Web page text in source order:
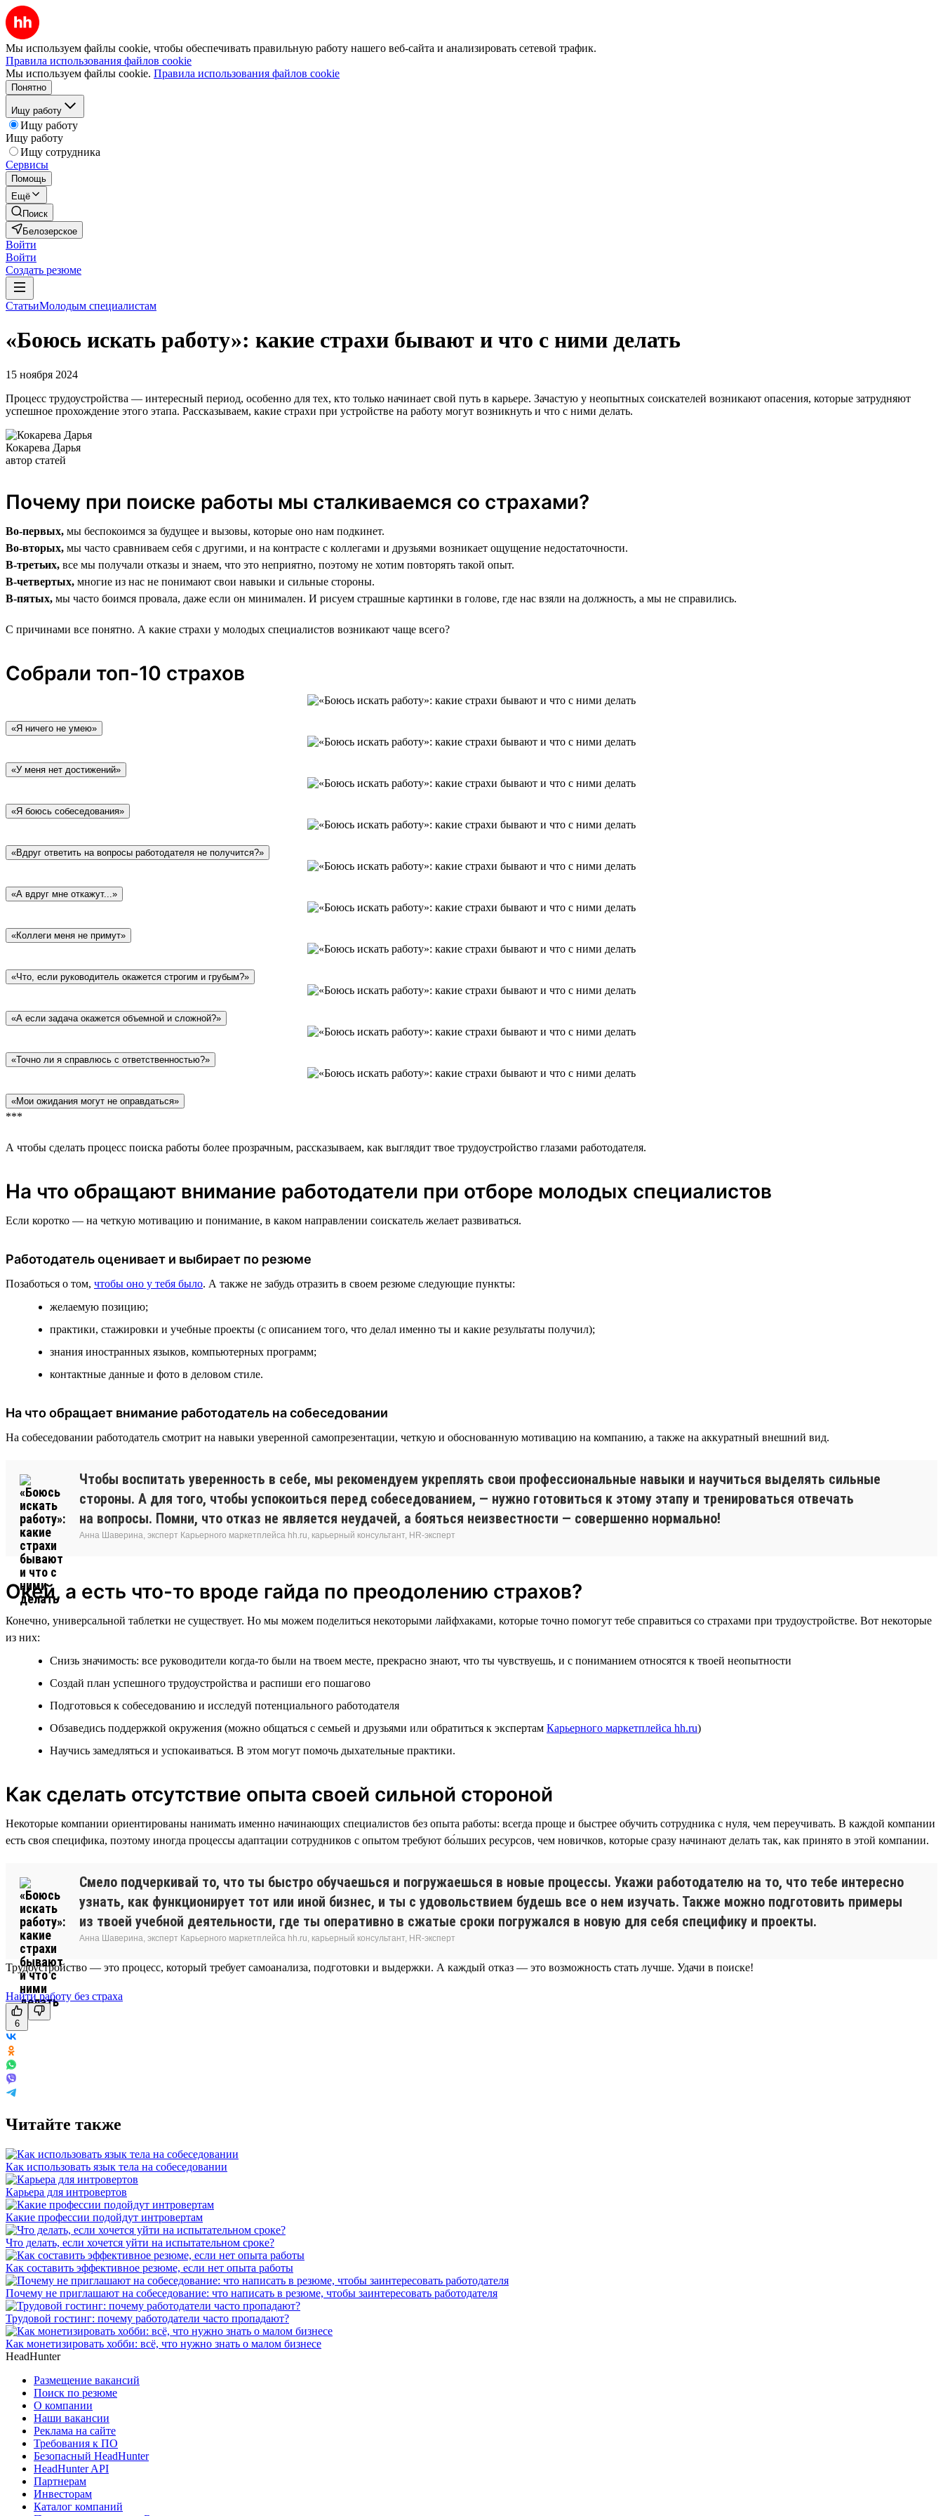
Мы используем файлы cookie, чтобы обеспечивать правильную работу нашего веб-сайта и анализировать сетевой трафик.
Правила использования файлов cookie
Мы используем файлы cookie. Правила использования файлов cookie
Понятно
Ищу работу
Ищу работу
Ищу работу
Ищу сотрудника
Сервисы
Помощь
Ещё
Поиск
Белозерское
Войти
Войти
Создать резюме
СтатьиМолодым специалистам
«Боюсь искать работу»: какие страхи бывают и что с ними делать
15 ноября 2024
Процесс трудоустройства — интересный период, особенно для тех, кто только начинает свой путь в карьере. Зачастую у неопытных соискателей возникают опасения, которые затрудняют
успешное прохождение этого этапа. Рассказываем, какие страхи при устройстве на работу могут возникнуть и что с ними делать.
Кокарева Дарья
автор статей
Почему при поиске работы мы сталкиваемся со страхами?
Во-первых, мы беспокоимся за будущее и вызовы, которые оно нам подкинет.
Во-вторых, мы часто сравниваем себя с другими, и на контрасте с коллегами и друзьями возникает ощущение недостаточности.
В-третьих, все мы получали отказы и знаем, что это неприятно, поэтому не хотим повторять такой опыт.
В-четвертых, многие из нас не понимают свои навыки и сильные стороны.
В-пятых, мы часто боимся провала, даже если он минимален. И рисуем страшные картинки в голове, где нас взяли на должность, а мы не справились.
С причинами все понятно. А какие страхи у молодых специалистов возникают чаще всего?
Собрали топ-10 страхов
«Я ничего не умею»
«У меня нет достижений»
«Я боюсь собеседования»
«Вдруг ответить на вопросы работодателя не получится?»
«А вдруг мне откажут...»
«Коллеги меня не примут»
«Что, если руководитель окажется строгим и грубым?»
«А если задача окажется объемной и сложной?»
«Точно ли я справлюсь с ответственностью?»
«Мои ожидания могут не оправдаться»
***
А чтобы сделать процесс поиска работы более прозрачным, рассказываем, как выглядит твое трудоустройство глазами работодателя.
На что обращают внимание работодатели при отборе молодых специалистов
Если коротко — на четкую мотивацию и понимание, в каком направлении соискатель желает развиваться.
Работодатель оценивает и выбирает по резюме
Позаботься о том, чтобы оно у тебя было. А также не забудь отразить в своем резюме следующие пункты:
желаемую позицию;
практики, стажировки и учебные проекты (с описанием того, что делал именно ты и какие результаты получил);
знания иностранных языков, компьютерных программ;
контактные данные и фото в деловом стиле.
На что обращает внимание работодатель на собеседовании
На собеседовании работодатель смотрит на навыки уверенной самопрезентации, четкую и обоснованную мотивацию на компанию, а также на аккуратный внешний вид.
Чтобы воспитать уверенность в себе, мы рекомендуем укреплять свои профессиональные навыки и научиться выделять сильные
стороны. А для того, чтобы успокоиться перед собеседованием, — нужно готовиться к этому этапу и тренироваться отвечать
на вопросы. Помни, что отказ не является неудачей, а бояться неизвестности — совершенно нормально!
Анна Шаверина, эксперт Карьерного маркетплейса hh.ru, карьерный консультант, HR-эксперт
Окей, а есть что-то вроде гайда по преодолению страхов?
Конечно, универсальной таблетки не существует. Но мы можем поделиться некоторыми лайфхаками, которые точно помогут тебе справиться со страхами при трудоустройстве. Вот некоторые
из них:
Снизь значимость: все руководители когда-то были на твоем месте, прекрасно знают, что ты чувствуешь, и с пониманием относятся к твоей неопытности
Создай план успешного трудоустройства и распиши его пошагово
Подготовься к собеседованию и исследуй потенциального работодателя
Обзаведись поддержкой окружения (можно общаться с семьей и друзьями или обратиться к экспертам Карьерного маркетплейса hh.ru)
Научись замедляться и успокаиваться. В этом могут помочь дыхательные практики.
Как сделать отсутствие опыта своей сильной стороной
Некоторые компании ориентированы нанимать именно начинающих специалистов без опыта работы: всегда проще и быстрее обучить сотрудника с нуля, чем переучивать. В каждой компании
есть своя специфика, поэтому иногда процессы адаптации сотрудников с опытом требуют бо́льших ресурсов, чем новичков, которые сразу начинают делать так, как принято в этой компании.
Смело подчеркивай то, что ты быстро обучаешься и погружаешься в новые процессы. Укажи работодателю на то, что тебе интересно
узнать, как функционирует тот или иной бизнес, и ты с удовольствием будешь все о нем изучать. Также можно подготовить примеры
из твоей учебной деятельности, где ты оперативно в сжатые сроки погружался в новую для себя специфику и проекты.
Анна Шаверина, эксперт Карьерного маркетплейса hh.ru, карьерный консультант, HR-эксперт
Трудоустройство — это процесс, который требует самоанализа, подготовки и выдержки. А каждый отказ — это возможность стать лучше. Удачи в поиске!
Найти работу без страха
6
Читайте также
Как использовать язык тела на собеседовании
Карьера для интровертов
Какие профессии подойдут интровертам
Что делать, если хочется уйти на испытательном сроке?
Как составить эффективное резюме, если нет опыта работы
Почему не приглашают на собеседование: что написать в резюме, чтобы заинтересовать работодателя
Трудовой гостинг: почему работодатели часто пропадают?
Как монетизировать хобби: всё, что нужно знать о малом бизнесе
HeadHunter
Размещение вакансий
Поиск по резюме
О компании
Наши вакансии
Реклама на сайте
Требования к ПО
Безопасный HeadHunter
HeadHunter API
Партнерам
Инвесторам
Каталог компаний